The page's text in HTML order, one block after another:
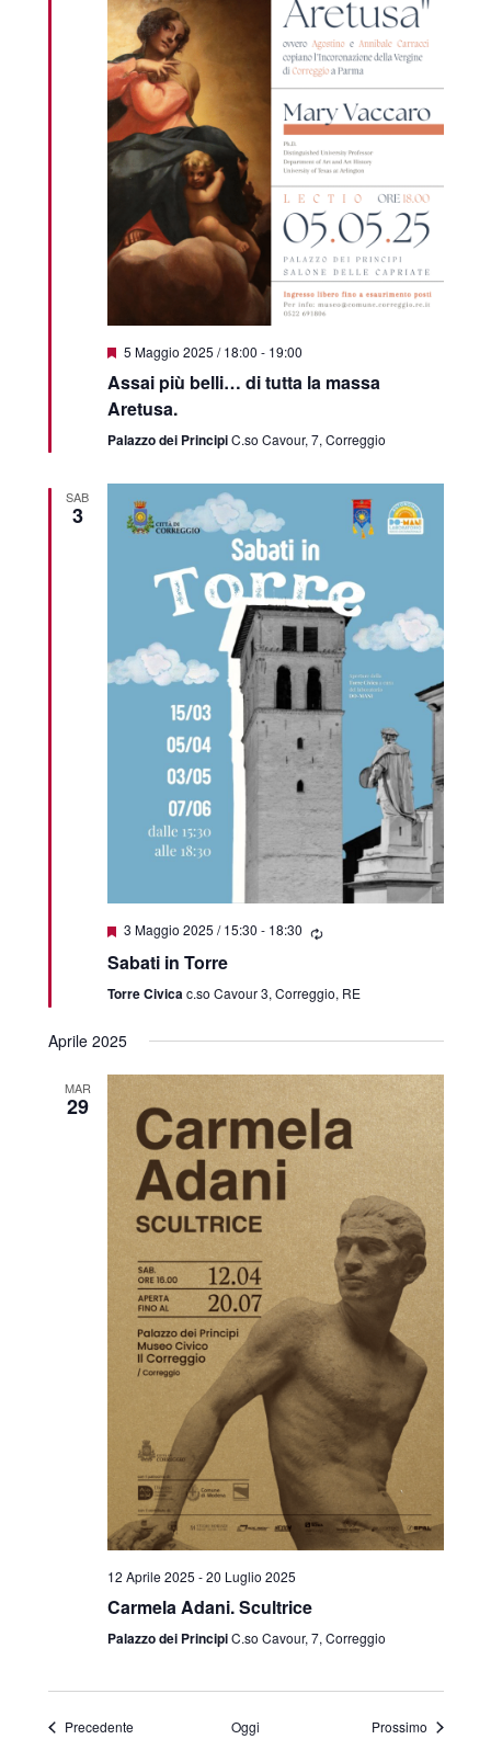
Segnalati
5 Maggio 2025 / 18:00 - 19:00
Assai più belli… di tutta la massa
Aretusa.
Palazzo dei PrincipiC.so Cavour, 7, Correggio
SAB
3
Segnalati
3 Maggio 2025 / 15:30 - 18:30
Sabati in Torre
Torre Civicac.so Cavour 3, Correggio, RE
Aprile 2025
MAR
29
12 Aprile 2025 -20 Luglio 2025
Carmela Adani. Scultrice
Palazzo dei PrincipiC.so Cavour, 7, Correggio
PrecedenteEventi Oggi ProssimoEventi